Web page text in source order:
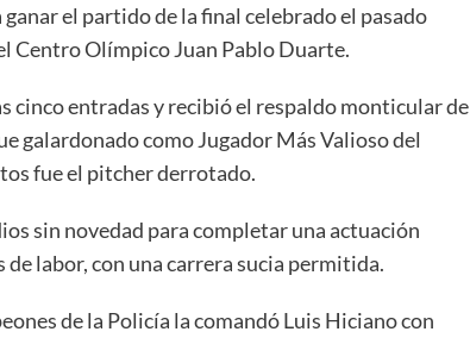
el partido de la final celebrado el pasado
Centro Olímpico Juan Pablo Duarte.
cinco entradas y recibió el respaldo monticular de
galardonado como Jugador Más Valioso del
fue el pitcher derrotado.
sin novedad para completar una actuación
labor, con una carrera sucia permitida.
de la Policía la comandó Luis Hiciano con